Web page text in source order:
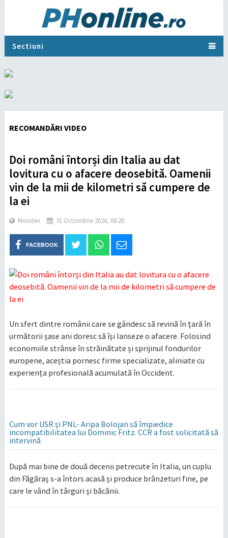
Sectiuni
RECOMANDĂRI VIDEO
Doi români întorși din Italia au dat
lovitura cu o afacere deosebită. Oamenii
vin de la mii de kilometri să cumpere de
la ei
Monden 31 Octombrie 2024, 08:20
FACEBOOK
Un sfert dintre românii care se gândesc să revină în țară în
următorii șase ani doresc să își lanseze o afacere. Folosind
economiile strânse în străinătate și sprijinul fondurilor
europene, aceștia pornesc firme specializate, aliniate cu
experiența profesională acumulată în Occident.
Cum vor USR şi PNL- Aripa Bolojan să împiedice
incompatibilitatea lui Dominic Fritz. CCR a fost solicitată să
intervină
După mai bine de două decenii petrecute în Italia, un cuplu
din Făgăraș s-a întors acasă și produce brânzeturi fine, pe
care le vând în târguri și băcănii.